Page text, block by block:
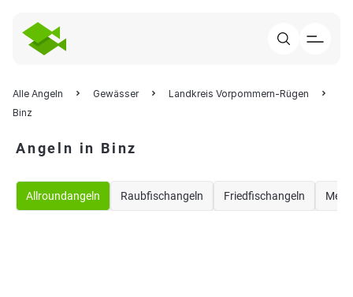
Alle Angeln Gewässer
Landkreis Vorpommern-Rügen
Binz
Angeln in Binz
Allroundangeln Raubfischangeln Friedfischangeln